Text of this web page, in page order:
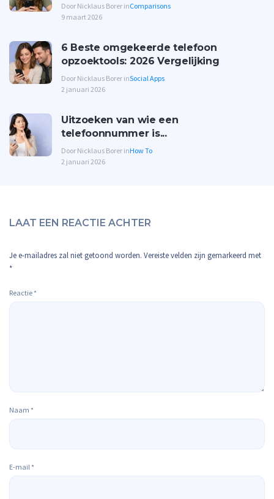
Door Nicklaus Borer inComparisons
9 maart 2026
6 Beste omgekeerde telefoon
opzoektools: 2026 Vergelijking
Door Nicklaus Borer inSocial Apps
2 januari 2026
Uitzoeken van wie een
telefoonnummer is...
Door Nicklaus Borer inHow To
2 januari 2026
LAAT EEN REACTIE ACHTER
Je e-mailadres zal niet getoond worden. Vereiste velden zijn gemarkeerd met
*
Reactie *
Naam *
E-mail *